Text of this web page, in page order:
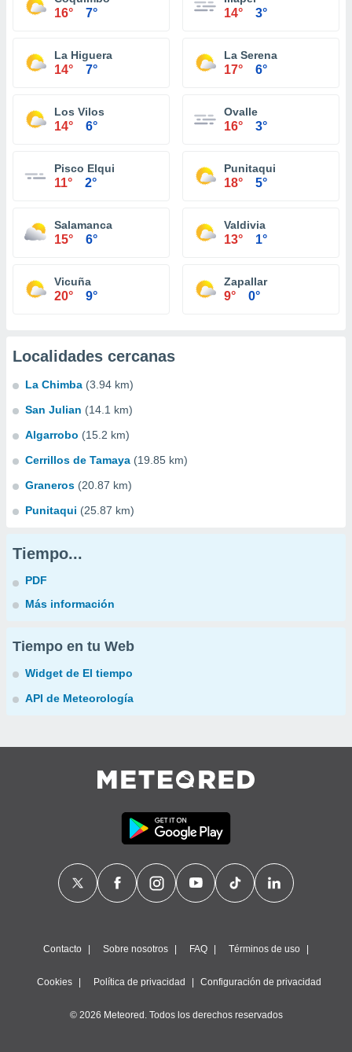
16° 7° 14° 3°
La Higuera
14° 7°
La Serena
17° 6°
Los Vilos
14° 6°
Ovalle
16° 3°
Pisco Elqui
11° 2°
Punitaqui
18° 5°
Salamanca
15° 6°
Valdivia
13° 1°
Vicuña
20° 9°
Zapallar
9° 0°
Localidades cercanas
La Chimba (3.94 km)
San Julian (14.1 km)
Algarrobo (15.2 km)
Cerrillos de Tamaya (19.85 km)
Graneros (20.87 km)
Punitaqui (25.87 km)
Tiempo...
PDF
Más información
Tiempo en tu Web
Widget de El tiempo
API de Meteorología
Contacto Sobre nosotros FAQ Términos de uso
Cookies Política de privacidad Configuración de privacidad
© 2026 Meteored. Todos los derechos reservados